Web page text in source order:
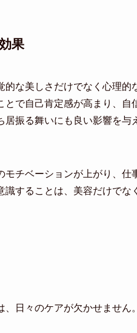
果
な美しさだけでなく心理
とで自己肯定感が高まり、
振る舞いにも良い影響を与
モチベーションが上がり、
することは、美容だけでな
、日々のケアが欠かせませ